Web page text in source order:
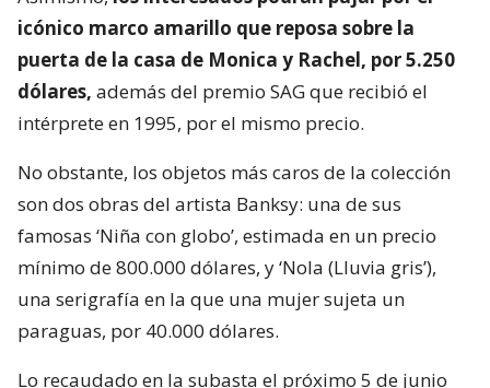
icónico marco amarillo que reposa sobre la
puerta de la casa de Monica y Rachel, por 5.250
dólares, además del premio SAG que recibió el
intérprete en 1995, por el mismo precio.
No obstante, los objetos más caros de la colección
son dos obras del artista Banksy: una de sus
famosas ‘Niña con globo’, estimada en un precio
mínimo de 800.000 dólares, y ‘Nola (Lluvia gris’),
una serigrafía en la que una mujer sujeta un
paraguas, por 40.000 dólares.
Lo recaudado en la subasta el próximo 5 de junio